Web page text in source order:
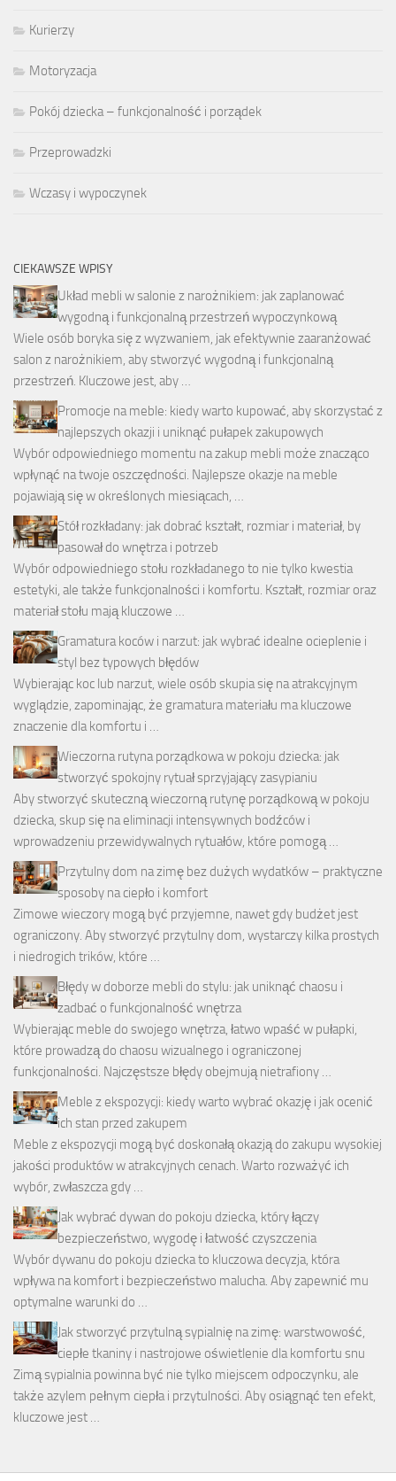
Kurierzy
Motoryzacja
Pokój dziecka – funkcjonalność i porządek
Przeprowadzki
Wczasy i wypoczynek
CIEKAWSZE WPISY
Układ mebli w salonie z narożnikiem: jak zaplanować
wygodną i funkcjonalną przestrzeń wypoczynkową
Wiele osób boryka się z wyzwaniem, jak efektywnie zaaranżować
salon z narożnikiem, aby stworzyć wygodną i funkcjonalną
przestrzeń. Kluczowe jest, aby …
Promocje na meble: kiedy warto kupować, aby skorzystać z
najlepszych okazji i uniknąć pułapek zakupowych
Wybór odpowiedniego momentu na zakup mebli może znacząco
wpłynąć na twoje oszczędności. Najlepsze okazje na meble
pojawiają się w określonych miesiącach, …
Stół rozkładany: jak dobrać kształt, rozmiar i materiał, by
pasował do wnętrza i potrzeb
Wybór odpowiedniego stołu rozkładanego to nie tylko kwestia
estetyki, ale także funkcjonalności i komfortu. Kształt, rozmiar oraz
materiał stołu mają kluczowe …
Gramatura koców i narzut: jak wybrać idealne ocieplenie i
styl bez typowych błędów
Wybierając koc lub narzut, wiele osób skupia się na atrakcyjnym
wyglądzie, zapominając, że gramatura materiału ma kluczowe
znaczenie dla komfortu i …
Wieczorna rutyna porządkowa w pokoju dziecka: jak
stworzyć spokojny rytuał sprzyjający zasypianiu
Aby stworzyć skuteczną wieczorną rutynę porządkową w pokoju
dziecka, skup się na eliminacji intensywnych bodźców i
wprowadzeniu przewidywalnych rytuałów, które pomogą …
Przytulny dom na zimę bez dużych wydatków – praktyczne
sposoby na ciepło i komfort
Zimowe wieczory mogą być przyjemne, nawet gdy budżet jest
ograniczony. Aby stworzyć przytulny dom, wystarczy kilka prostych
i niedrogich trików, które …
Błędy w doborze mebli do stylu: jak uniknąć chaosu i
zadbać o funkcjonalność wnętrza
Wybierając meble do swojego wnętrza, łatwo wpaść w pułapki,
które prowadzą do chaosu wizualnego i ograniczonej
funkcjonalności. Najczęstsze błędy obejmują nietrafiony …
Meble z ekspozycji: kiedy warto wybrać okazję i jak ocenić
ich stan przed zakupem
Meble z ekspozycji mogą być doskonałą okazją do zakupu wysokiej
jakości produktów w atrakcyjnych cenach. Warto rozważyć ich
wybór, zwłaszcza gdy …
Jak wybrać dywan do pokoju dziecka, który łączy
bezpieczeństwo, wygodę i łatwość czyszczenia
Wybór dywanu do pokoju dziecka to kluczowa decyzja, która
wpływa na komfort i bezpieczeństwo malucha. Aby zapewnić mu
optymalne warunki do …
Jak stworzyć przytulną sypialnię na zimę: warstwowość,
ciepłe tkaniny i nastrojowe oświetlenie dla komfortu snu
Zimą sypialnia powinna być nie tylko miejscem odpoczynku, ale
także azylem pełnym ciepła i przytulności. Aby osiągnąć ten efekt,
kluczowe jest …